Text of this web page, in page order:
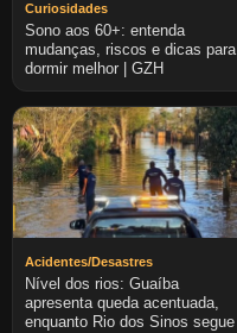
Curiosidades
Sono aos 60+: entenda
mudanças, riscos e dicas para
dormir melhor | GZH
Acidentes/Desastres
Nível dos rios: Guaíba
apresenta queda acentuada,
enquanto Rio dos Sinos segue